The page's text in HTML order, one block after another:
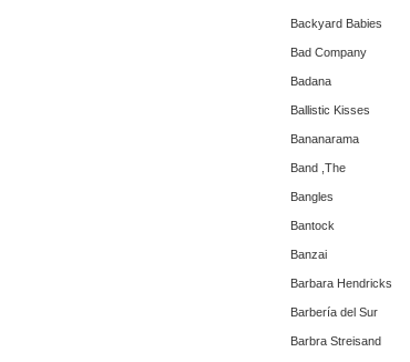
Backyard Babies
Bad Company
Badana
Ballistic Kisses
Bananarama
Band ,The
Bangles
Bantock
Banzai
Barbara Hendricks
Barbería del Sur
Barbra Streisand